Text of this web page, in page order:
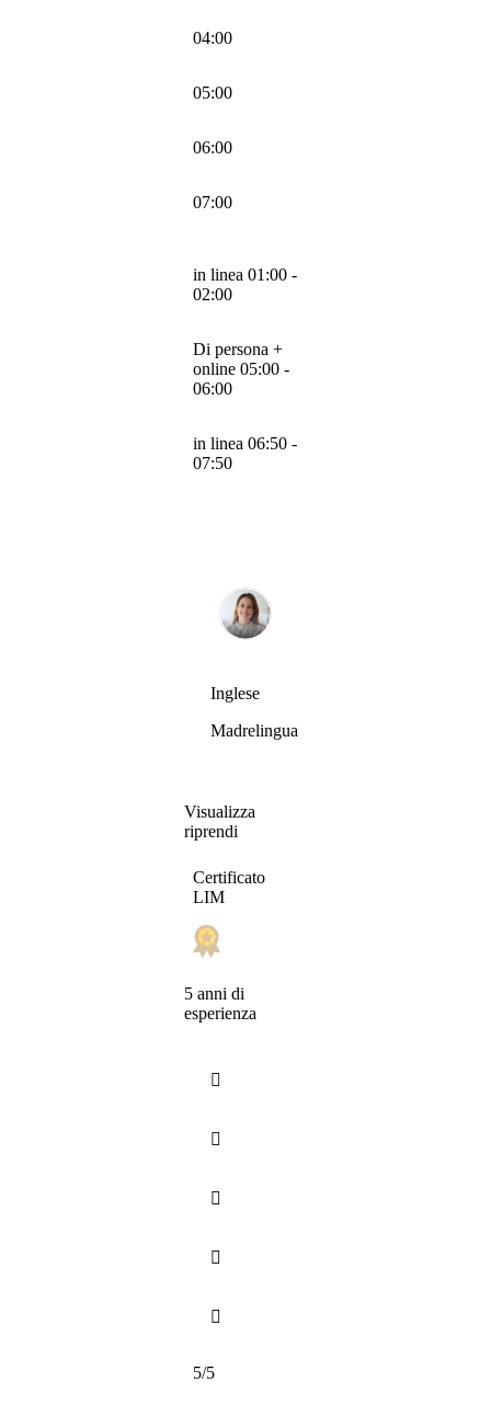
04:00
05:00
06:00
07:00
in linea 01:00 -
02:00
Di persona +
online 05:00 -
06:00
in linea 06:50 -
07:50
Inglese
Madrelingua
Visualizza
riprendi
Certificato
LIM
5 anni di
esperienza





5/5